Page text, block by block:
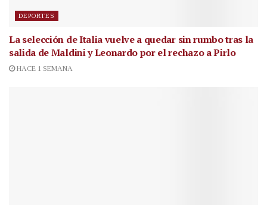
DEPORTES
La selección de Italia vuelve a quedar sin rumbo tras la
salida de Maldini y Leonardo por el rechazo a Pirlo
HACE 1 SEMANA